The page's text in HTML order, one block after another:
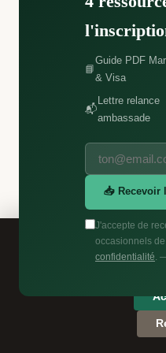
Ce site utilise des cookies
Consultez notrepolitique
📘
Guide PDF
& Visa
📬
Lettre relance
ambassade
📥 Recevoir
J'accepte de
occasionnels de
confidentialité .